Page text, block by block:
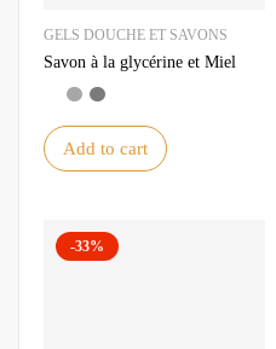
GELS DOUCHE ET SAVONS
Savon à la glycérine et Miel
Add to cart
-33%